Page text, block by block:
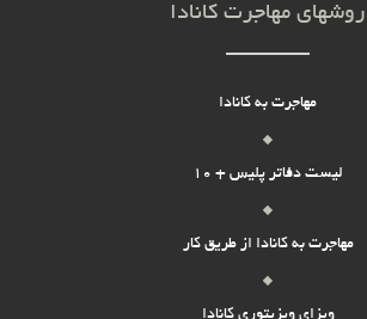
روشهای مهاجرت کانادا
مهاجرت به کانادا
لیست دفاتر پلیس + 10
مهاجرت به کانادا از طریق کار
ویزای ویزیتوری کانادا